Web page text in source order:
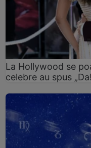
La Hollywood se
celebre au spus